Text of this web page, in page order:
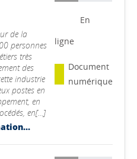
de la
personnes
très
des
industrie
postes en
en
en[...]
En
ligne
Document
numérique